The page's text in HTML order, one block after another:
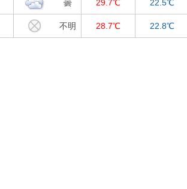
曇 29.7℃ 22.5℃
不明 28.7℃ 22.8℃